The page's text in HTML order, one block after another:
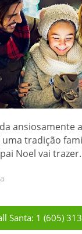
ansiosamente
uma tradição
Noel vai
Santa: 1 (605)